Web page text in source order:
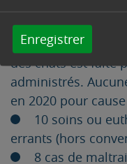
Enregistrer
l’association les
charge la capture
des chats est faite
administrés.
en 2020 pour
10 soins ou
errants (hors
8 cas de